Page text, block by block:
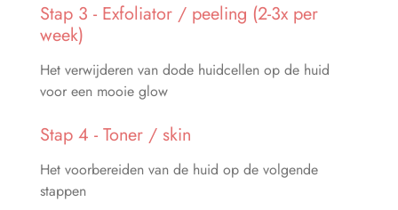
Stap 3 - Exfoliator / peeling (2-3x per
week)
Het verwijderen van dode huidcellen op de huid
voor een mooie glow
Stap 4 - Toner / skin
Het voorbereiden van de huid op de volgende
stappen